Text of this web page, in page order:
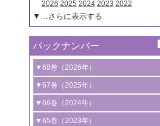
2026 2025 2024 2023 2022
▼…さらに表示する
バックナンバー
▼68巻（2026年）
1号 過酸化水素合成に関する研究動向
2号 コンピューター技術により加速する
触媒開発
▼67巻（2025年）
1号 CO
水素化によるグリーン燃料/グリ
ーンケミカル製造
▼66巻（2024年）
1号 低次元ナノ構造を有する触媒材料
▼65巻（2023年）